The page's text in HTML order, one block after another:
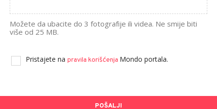
Možete da ubacite do 3 fotografije ili videa. Ne smije biti
više od 25 MB.
Pristajete na pravila korišćenja Mondo portala.
POŠALJI